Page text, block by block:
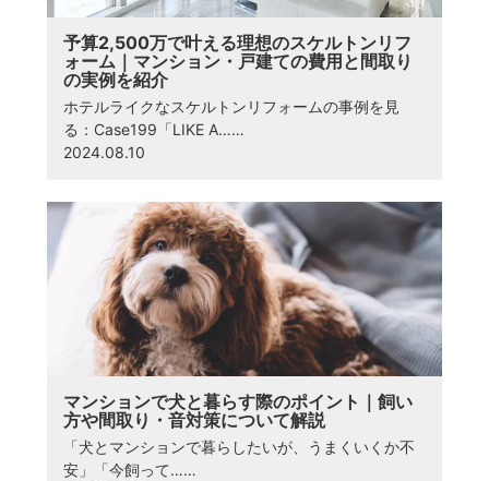
予算2,500万で叶える理想のスケルトンリフ
ォーム｜マンション・戸建ての費用と間取り
の実例を紹介
ホテルライクなスケルトンリフォームの事例を見
る：Case199「LIKE A……
2024.08.10
マンションで犬と暮らす際のポイント｜飼い
方や間取り・音対策について解説
「犬とマンションで暮らしたいが、うまくいくか不
安」「今飼って……